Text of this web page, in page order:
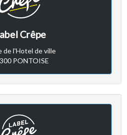
a écrit le dimanche 19
2020
Crêpe
de l'Hotel de ville
PONTOISE